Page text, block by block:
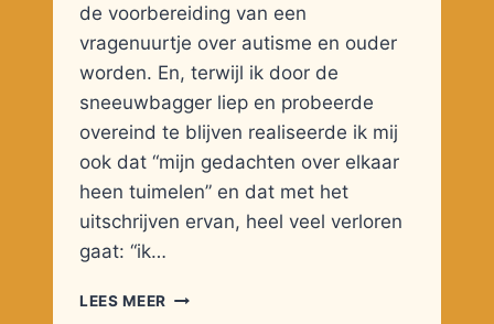
de voorbereiding van een
vragenuurtje over autisme en ouder
worden. En, terwijl ik door de
sneeuwbagger liep en probeerde
overeind te blijven realiseerde ik mij
ook dat “mijn gedachten over elkaar
heen tuimelen” en dat met het
uitschrijven ervan, heel veel verloren
gaat: “ik…
LEES MEER OUDER